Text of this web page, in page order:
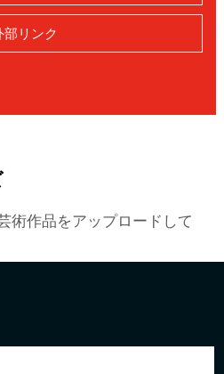
部リンク
術作品をアップロードして